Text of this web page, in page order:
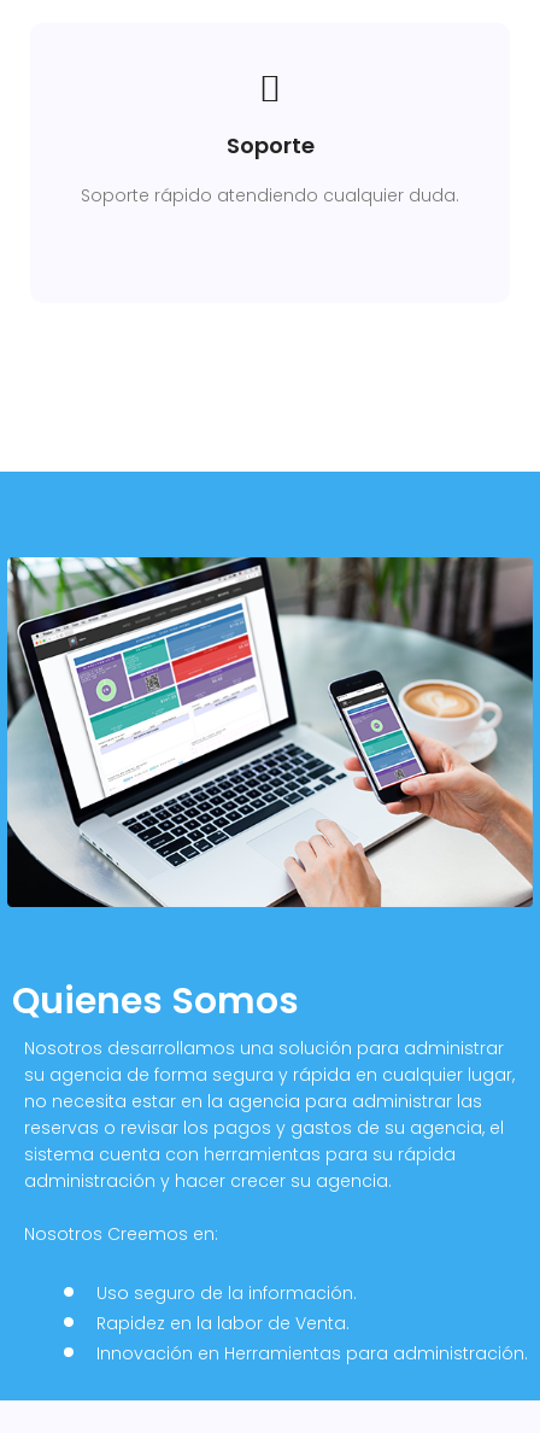
Soporte
Soporte rápido atendiendo cualquier duda.
Quienes Somos
Nosotros desarrollamos una solución para administrar
su agencia de forma segura y rápida en cualquier lugar,
no necesita estar en la agencia para administrar las
reservas o revisar los pagos y gastos de su agencia, el
sistema cuenta con herramientas para su rápida
administración y hacer crecer su agencia.
Nosotros Creemos en:
Uso seguro de la información.
Rapidez en la labor de Venta.
Innovación en Herramientas para administración.